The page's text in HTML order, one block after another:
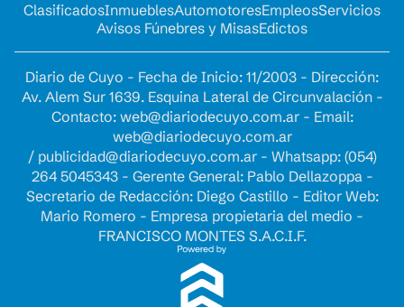
ClasificadosInmueblesAutomotoresEmpleosServicios
Avisos Fúnebres y MisasEdictos
Diario de Cuyo - Fecha de Inicio: 11/2003 - Dirección:
Av. Alem Sur 1639. Esquina Lateral de Circunvalación -
Contacto: web@diariodecuyo.com.ar- Email:
web@diariodecuyo.com.ar
/ publicidad@diariodecuyo.com.ar- Whatsapp: (054)
264 5045343 - Gerente General: Pablo Dellazoppa -
Secretario de Redacción: Diego Castillo - Editor Web:
Mario Romero - Empresa propietaria del medio -
FRANCISCO MONTES S.A.C.I.F.